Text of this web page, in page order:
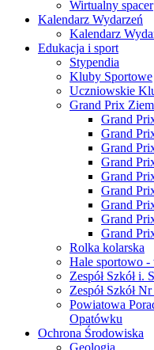
Wirtualny spacer
Kalendarz Wydarzeń
Kalendarz
Edukacja i sport
Stypendia
Kluby Sportowe
Uczniowskie
Grand Prix
Grand
Grand
Grand
Grand
Grand
Grand
Grand
Grand
Grand
Rolka kolarska
Hale sportowo
Zespół Szkół i.
Zespół Szkół
Powiatowa
Opatówku
Ochrona Środowiska
Geologia